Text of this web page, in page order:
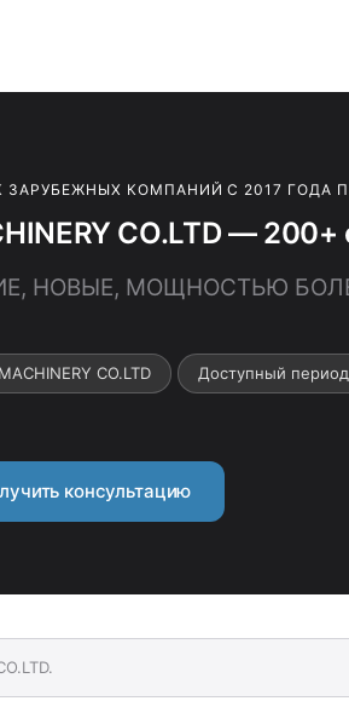
КОМПАНИЙ С 2017 ГОДА
CO.LTD —
НОВЫЕ, МОЩНОСТЬЮ
CO.LTD Доступный
консультацию